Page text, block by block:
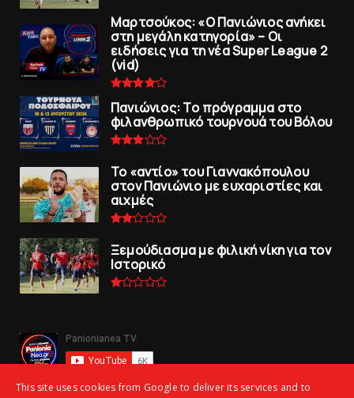
Μαρτσούκος: «Ο Πανιώνιος ανήκει
στη μεγάλη κατηγορία» – Οι
ειδήσεις για τη νέα Super League 2
(vid)
Πανιώνιoς: Tο πρόγραμμα στο
φιλανθρωπικό τουρνουά του Bόλου
To «αντίο» του Γιαννακόπουλου
στον Πανιώνιο με ευχαριστίες και
αιχμές
Ξεμούδιασμα με φιλική νίκη για τoν
Iστορικό
This site uses cookies from Google to deliver its services and to